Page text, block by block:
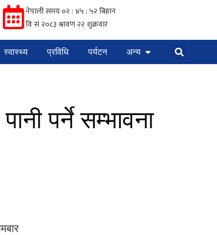
स्वास्थ्य प्रविधि पर्यटन अन्य
पर्ने सम्भावना